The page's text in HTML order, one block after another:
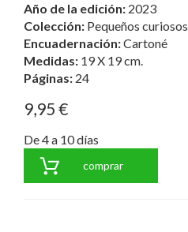
Año de la edición: 2023
Colección: Pequeños curiosos
Encuadernación:Cartoné
Medidas: 19 X 19 cm.
Páginas: 24
9,95 €
De 4 a 10 días
comprar